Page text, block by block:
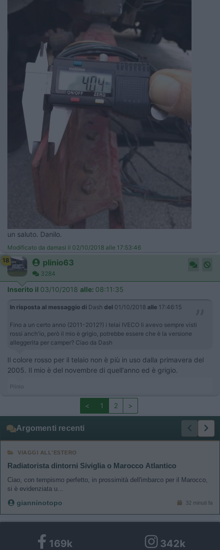
un saluto. Danilo.
Modificato da damasi il 02/10/2018 alle 17:53:46
18
plinio63
3284
Inserito il 03/10/2018 alle: 08:11:35
In risposta al messaggio di Dash del 01/10/2018 alle 17:46:15
Fino a un certo anno (2011-2012?) i telai IVECO li avevo sempre visti
rossi anch'io, però il mio è grigio, potrebbe essere che è la versione
alleggerita per camper? Ciao da Dash
Il colore rosso per il telaio non è più in uso dalla primavera del
2005. Il mio è del novembre di quell'anno ed è grigio.
Plinio
< 1 2 >
Argomenti recenti
VIAGGI ALL'ESTERO
Radiatorista dintorni Siviglia o Marocco Atlantico
Ciao, con tempismo perfetto, in prossimità dell'imbarco per il Marocco,
si è evidenziata u...
gianninotopo 32 minuti fa
169k 342k